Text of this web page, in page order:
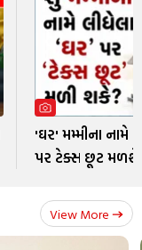
'ઘર' મમ્મીના નામે
પર ટેક્સ છૂટ
View More